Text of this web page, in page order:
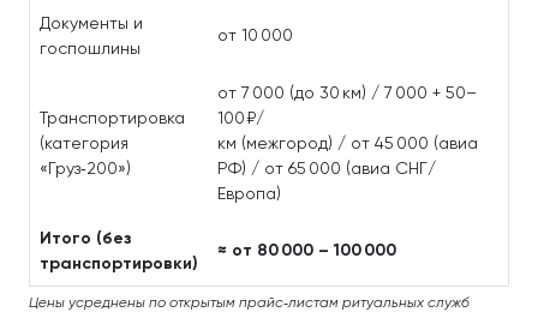
Документы и
госпошлины
от 10 000
Транспортировка
(категория
«Груз‑200»)
от 7 000 (до 30 км) / 7 000 + 50–
100 ₽/
км (межгород) / от 45 000 (авиа
РФ) / от 65 000 (авиа СНГ/
Европа)
Итого (без
транспортировки)
≈ от 80 000 – 100 000
Цены усреднены по открытым прайс‑листам ритуальных служб